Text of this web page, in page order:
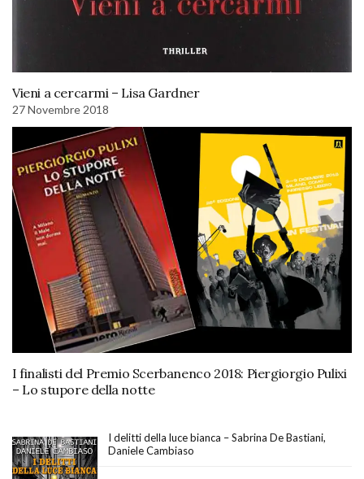
Vieni a cercarmi – Lisa Gardner
27 Novembre 2018
I finalisti del Premio Scerbanenco 2018: Piergiorgio Pulixi
– Lo stupore della notte
I delitti della luce bianca – Sabrina De Bastiani,
Daniele Cambiaso